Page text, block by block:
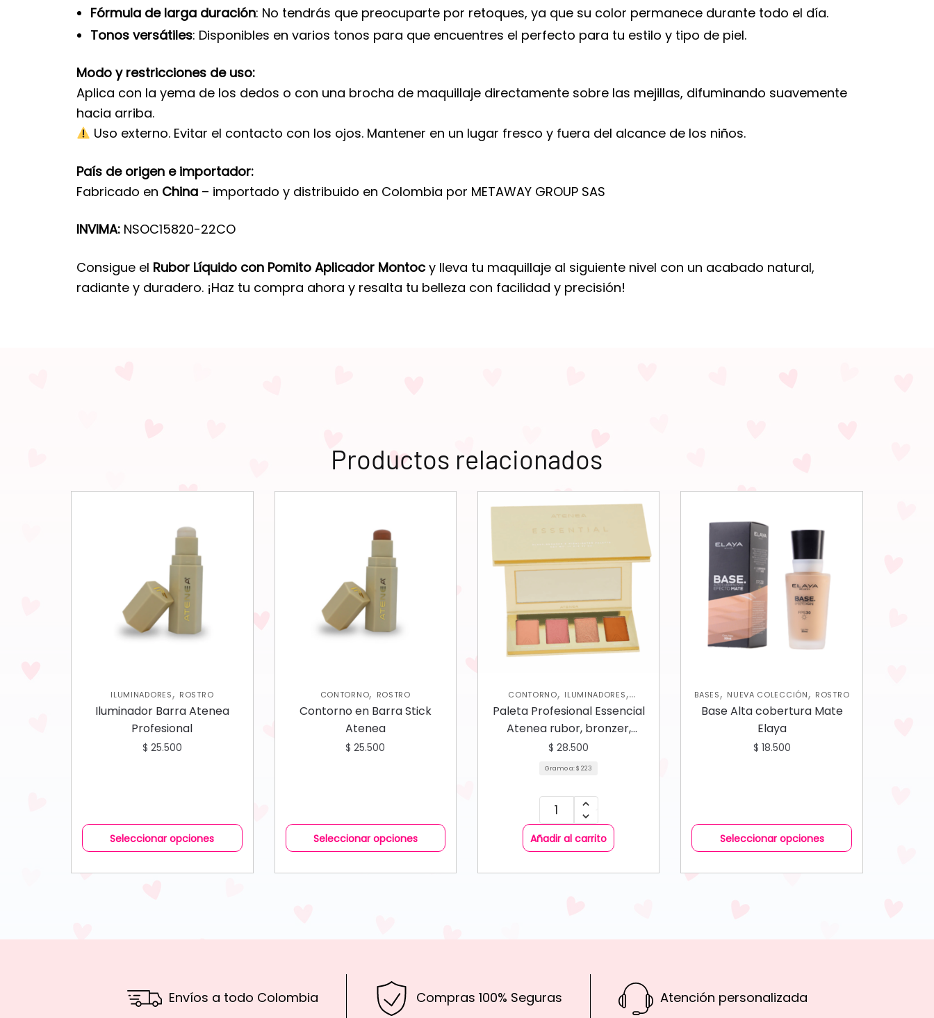
Fórmula de larga duración: No tendrás que preocuparte por retoques, ya que su color permanece durante todo el día.
Tonos versátiles: Disponibles en varios tonos para que encuentres el perfecto para tu estilo y tipo de piel.
Modo y restricciones de uso:
Aplica con la yema de los dedos o con una brocha de maquillaje directamente sobre las mejillas, difuminando suavemente
hacia arriba.
Uso externo. Evitar el contacto con los ojos. Mantener en un lugar fresco y fuera del alcance de los niños.
País de origen e importador:
Fabricado en China– importado y distribuido en Colombia por METAWAY GROUP SAS
INVIMA:NSOC15820-22CO
Consigue el Rubor Líquido con Pomito Aplicador Montocy lleva tu maquillaje al siguiente nivel con un acabado natural,
radiante y duradero. ¡Haz tu compra ahora y resalta tu belleza con facilidad y precisión!
Productos relacionados
ILUMINADORES, ROSTRO
Iluminador Barra Atenea
Profesional
$ 25.500
Seleccionar opciones
CONTORNO, ROSTRO
Contorno en Barra Stick
Atenea
$ 25.500
Seleccionar opciones
CONTORNO, ILUMINADORES,
ROSTRO,RUBORES
Paleta Profesional Essencial
Atenea rubor, bronzer,
iluminador
$ 28.500
Gramo a:$ 223
Añadir al carrito
BASES, NUEVA COLECCIÓN, ROSTRO
Base Alta cobertura Mate
Elaya
$ 18.500
Seleccionar opciones
Envíos a todo Colombia Compras 100% Seguras Atención personalizada